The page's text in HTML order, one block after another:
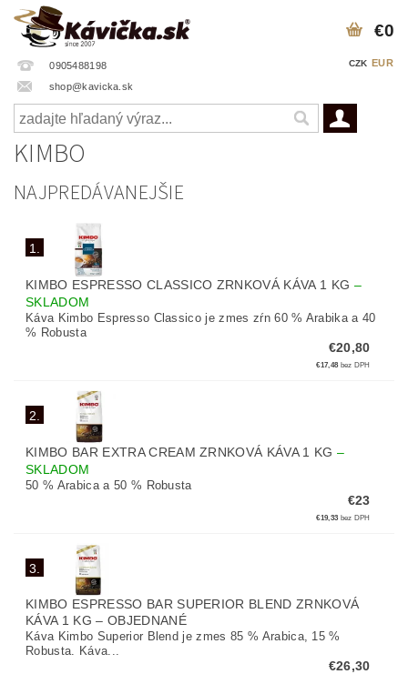
0905488198
shop@kavicka.sk
CZK EUR
€0
KIMBO
NAJPREDÁVANEJŠIE
1.
KIMBO ESPRESSO CLASSICO ZRNKOVÁ KÁVA 1 KG –
SKLADOM
Káva Kimbo Espresso Classico je zmes zŕn 60 % Arabika a 40
% Robusta
€20,80
€17,48 bez DPH
2.
KIMBO BAR EXTRA CREAM ZRNKOVÁ KÁVA 1 KG –
SKLADOM
50 % Arabica a 50 % Robusta
€23
€19,33 bez DPH
3.
KIMBO ESPRESSO BAR SUPERIOR BLEND ZRNKOVÁ
KÁVA 1 KG– OBJEDNANÉ
Káva Kimbo Superior Blend je zmes 85 % Arabica, 15 %
Robusta. Káva...
€26,30